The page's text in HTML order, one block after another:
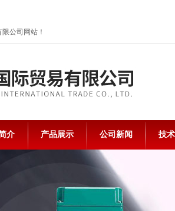
公司网站！
介 产品展示 公司新闻 技